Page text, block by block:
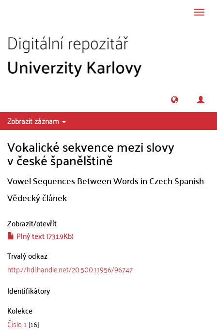
Zobrazit záznam
Vokalické sekvence mezi slovy
v české španělštině
Vowel Sequences Between Words in Czech Spanish
Vědecký článek
Zobrazit/otevřít
Plný text (731.9Kb)
Trvalý odkaz
http://hdl.handle.net/20.500.11956/96747
Identifikátory
Kolekce
Číslo 1 [16]